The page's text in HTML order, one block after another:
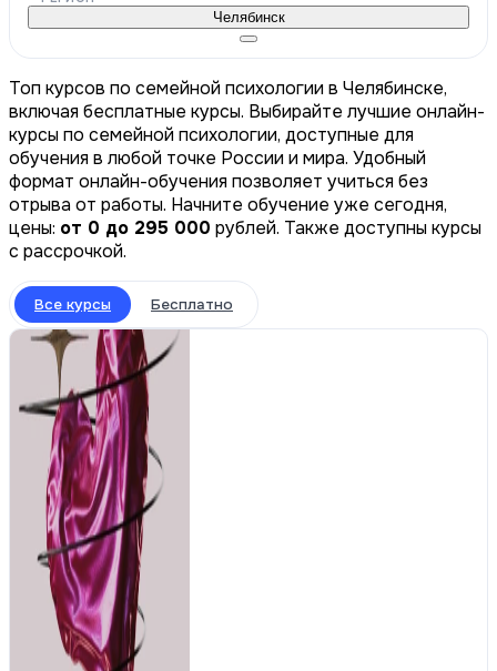
Челябинск
Топ курсов по семейной психологии в Челябинске,
включая бесплатные курсы. Выбирайте лучшие онлайн-
курсы по семейной психологии, доступные для
обучения в любой точке России и мира. Удобный
формат онлайн-обучения позволяет учиться без
отрыва от работы. Начните обучение уже сегодня,
цены: от 0 до 295 000 рублей. Также доступны курсы
с рассрочкой.
Все курсы Бесплатно